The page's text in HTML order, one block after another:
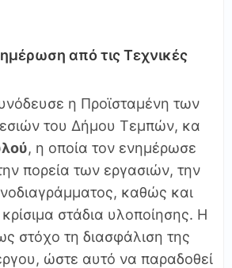
από τις Τεχνικές
η Προϊσταμένη των
του Δήμου Τεμπών, κα
, η οποία τον ενημέρωσε
πορεία των εργασιών, την
καθώς και
στάδια υλοποίησης. Η
στόχο τη διασφάλιση της
ώστε αυτό να παραδοθεί